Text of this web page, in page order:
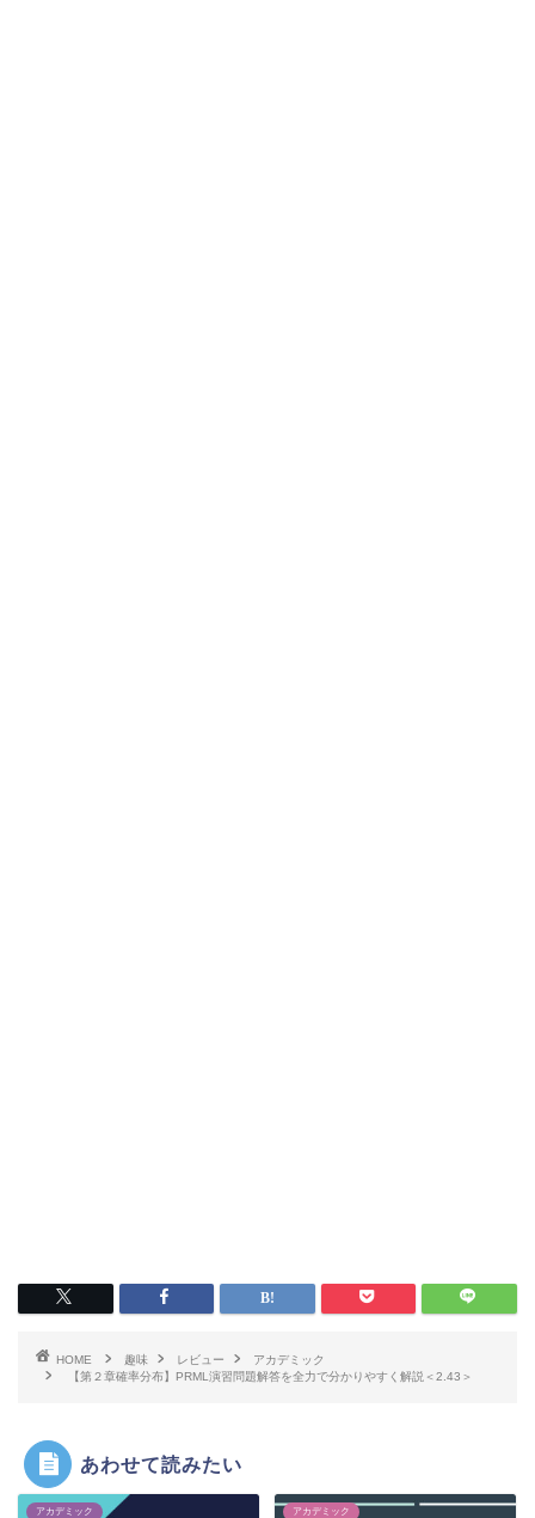
HOME 趣味 レビュー
アカデミック
【第２章確率分布】PRML演習問題解答を全力で分かりやすく解説＜2.43＞
あわせて読みたい
アカデミック アカデミック